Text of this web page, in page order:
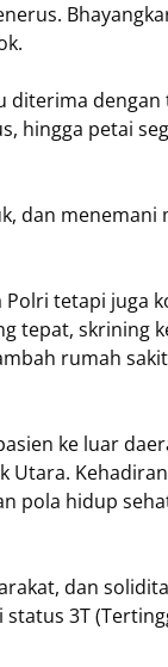
diterima
hingga petai
dan
Polri tetapi juga
tepat, skrining
rumah
ke luar
Kehadiran
pola hidup
dan
3T